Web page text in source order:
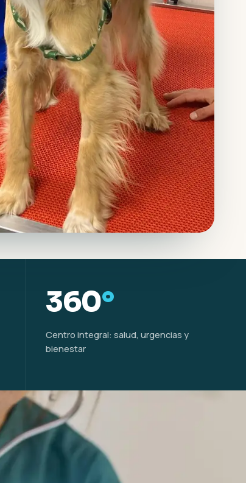
360°
Centro integral: salud, urgencias y
bienestar